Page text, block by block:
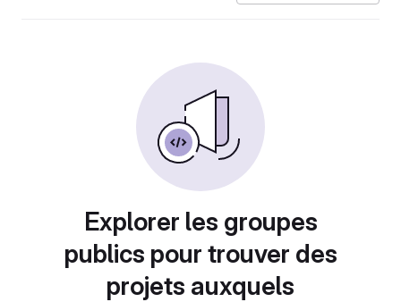
Explorer les groupes
publics pour trouver des
projets auxquels